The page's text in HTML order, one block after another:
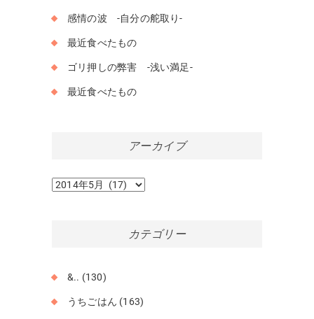
感情の波 -自分の舵取り-
最近食べたもの
ゴリ押しの弊害 -浅い満足-
最近食べたもの
アーカイブ
ア
カテゴリー
&.. (130)
うちごはん (163)